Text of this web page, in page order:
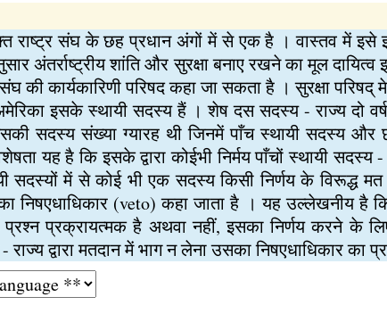
राष्ट्र संघ के छह प्रधान अंगों में से एक है । वास्तव में इसे
अंतर्राष्ट्रीय शांति और सुरक्षा बनाए रखने का मूल दायित्व
की कार्यकारिणी परिषद कहा जा सकता है । सुरक्षा
इसके स्थायी सदस्य हैं । शेष दस सदस्य - राज्य दो वर्ष
सदस्य संख्या ग्यारह थी जिनमें पाँच स्थायी सदस्य और
यह है कि इसके द्वारा कोईभी निर्मय पाँचों स्थायी
सदस्यों में से कोई भी एक सदस्य किसी निर्णय के विरूद्ध मत
निषएधाधिकार (veto) कहा जाता है । यह उल्लेखनीय है
प्रक्रायत्मक है अथवा नहीं, इसका निर्णय करने के
द्वारा मतदान में भाग न लेना उसका निषएधाधिकार का